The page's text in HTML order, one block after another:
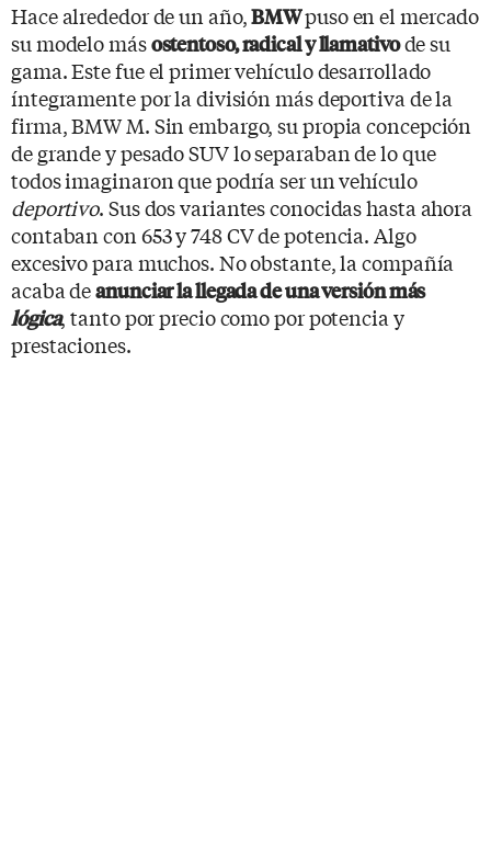
Hace alrededor de un año,BMWpuso en el mercado
su modelo másostentoso, radical y llamativode su
gama. Este fue el primer vehículo desarrollado
íntegramente por la división más deportiva de la
firma, BMW M. Sin embargo, su propia concepción
de grande y pesado SUV lo separaban de lo que
todos imaginaron que podría ser un vehículo
deportivo. Sus dos variantes conocidas hasta ahora
contaban con 653 y 748 CV de potencia. Algo
excesivo para muchos. No obstante, la compañía
acaba deanunciar la llegada de una versión más
lógica, tanto por precio como por potencia y
prestaciones.